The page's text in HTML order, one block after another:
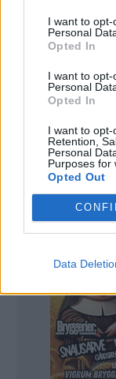
I want to
Personal
Opted In
I want to
Personal
Opted In
I want to opt-
Retention,
Personal
Purposes for
Opted Out
Data
Fantom IPA är
kollegor i USA.
gjorde
Fantom IPA,
svenska